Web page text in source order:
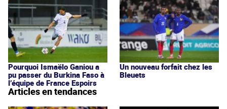
Pourquoi Ismaëlo Ganiou a
pu passer du Burkina Faso à
l’équipe de France Espoirs
Un nouveau forfait chez les
Bleuets
Articles en tendances